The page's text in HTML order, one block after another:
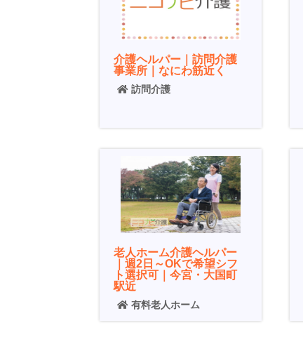
介護ヘルパー｜訪問介護
事業所｜なにわ筋近く
訪問介護
老人ホーム介護ヘルパー
｜週2日～OKで希望シフ
ト選択可｜今宮・大国町
駅近
有料老人ホーム